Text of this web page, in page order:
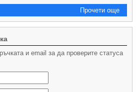
Прочети още
и email за да проверите статуса